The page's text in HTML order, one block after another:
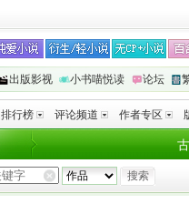
出版影视 小书喵悦读 论坛
排行榜 评论频道 作者专区